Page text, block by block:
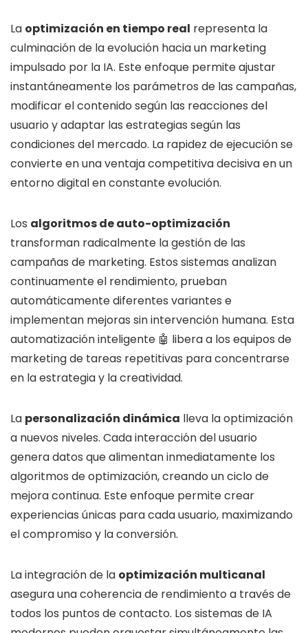
La optimización en tiempo real representa la
culminación de la evolución hacia un marketing
impulsado por la IA. Este enfoque permite ajustar
instantáneamente los parámetros de las campañas,
modificar el contenido según las reacciones del
usuario y adaptar las estrategias según las
condiciones del mercado. La rapidez de ejecución se
convierte en una ventaja competitiva decisiva en un
entorno digital en constante evolución.
Los algoritmos de auto-optimización
transforman radicalmente la gestión de las
campañas de marketing. Estos sistemas analizan
continuamente el rendimiento, prueban
automáticamente diferentes variantes e
implementan mejoras sin intervención humana. Esta
automatización inteligente 🤖 libera a los equipos de
marketing de tareas repetitivas para concentrarse
en la estrategia y la creatividad.
La personalización dinámica lleva la optimización
a nuevos niveles. Cada interacción del usuario
genera datos que alimentan inmediatamente los
algoritmos de optimización, creando un ciclo de
mejora continua. Este enfoque permite crear
experiencias únicas para cada usuario, maximizando
el compromiso y la conversión.
La integración de la optimización multicanal
asegura una coherencia de rendimiento a través de
todos los puntos de contacto. Los sistemas de IA